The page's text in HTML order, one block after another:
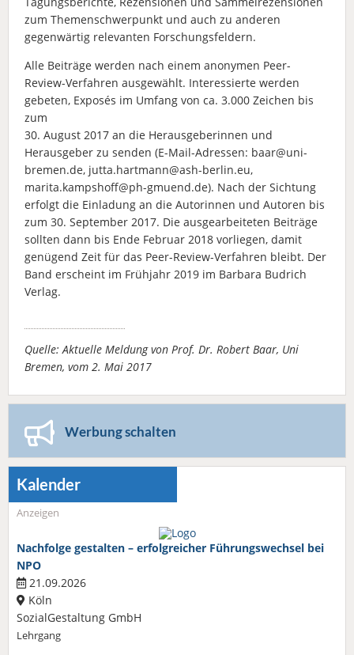
zum Themenschwerpunkt und auch zu anderen
gegenwärtig relevanten Forschungsfeldern.
Alle Beiträge werden nach einem anonymen Peer-
Review-Verfahren ausgewählt. Interessierte werden
gebeten, Exposés im Umfang von ca. 3.000 Zeichen bis
zum
30. August 2017 an die Herausgeberinnen und
Herausgeber zu senden (E-Mail-Adressen: baar@uni-
bremen.de, jutta.hartmann@ash-berlin.eu,
marita.kampshoff@ph-gmuend.de). Nach der Sichtung
erfolgt die Einladung an die Autorinnen und Autoren bis
zum 30. September 2017. Die ausgearbeiteten Beiträge
sollten dann bis Ende Februar 2018 vorliegen, damit
genügend Zeit für das Peer-Review-Verfahren bleibt. Der
Band erscheint im Frühjahr 2019 im Barbara Budrich
Verlag.
Quelle: Aktuelle Meldung von Prof. Dr. Robert Baar, Uni
Bremen, vom 2. Mai 2017
Werbung schalten
Kalender
Anzeigen
Nachfolge gestalten – erfolgreicher Führungswechsel bei
NPO
21.09.2026
Köln
SozialGestaltung GmbH
Lehrgang